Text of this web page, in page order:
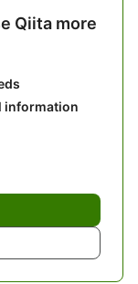
Qiita more
information